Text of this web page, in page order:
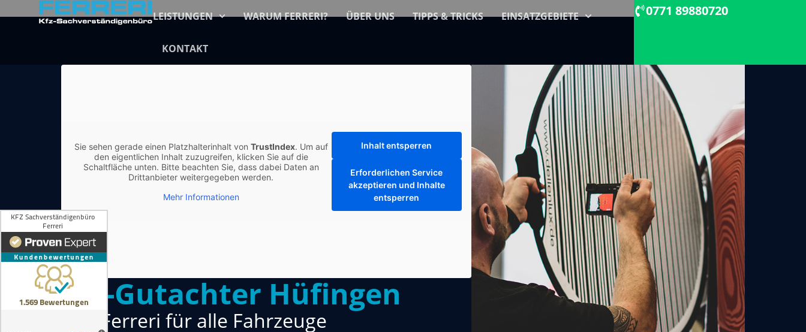
LEISTUNGEN WARUM FERRERI? ÜBER UNS TIPPS & TRICKS EINSATZGEBIETE
KONTAKT
0771 89880720
Sie sehen gerade einen Platzhalterinhalt von TrustIndex. Um auf
den eigentlichen Inhalt zuzugreifen, klicken Sie auf die
Schaltfläche unten. Bitte beachten Sie, dass dabei Daten an
Drittanbieter weitergegeben werden.
Mehr Informationen
Inhalt entsperren
Erforderlichen Service
akzeptieren und Inhalte
entsperren
Kfz-Gutachter Hüfingen
Von Ferreri für alle Fahrzeuge